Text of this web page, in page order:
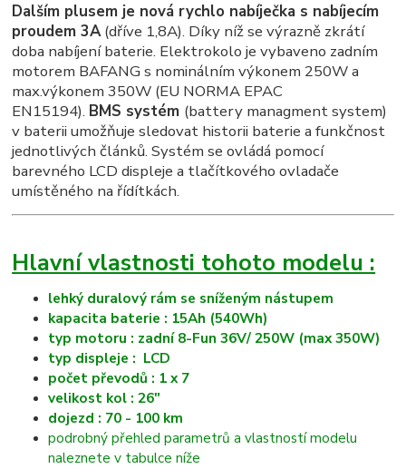
Dalším plusem je nová rychlo nabíječka s nabíjecím
proudem 3A(dříve 1,8A). Díky níž se výrazně zkrátí
doba nabíjení baterie. Elektrokolo je vybaveno zadním
motorem BAFANG s nominálním výkonem 250W a
max.výkonem 350W (EU NORMA EPAC
EN15194). BMS systém (battery managment system)
v baterii umožňuje sledovat historii baterie a funkčnost
jednotlivých článků. Systém se ovládá pomocí
barevného LCD displeje a tlačítkového ovladače
umístěného na řídítkách.
Hlavní vlastnosti tohoto modelu :
lehký duralový rám se sníženým nástupem
kapacita baterie : 15Ah (540Wh)
typ motoru : zadní 8-Fun 36V/ 250W (max 350W)
typ displeje : LCD
počet převodů : 1 x 7
velikost kol : 26"
dojezd : 70 - 100 km
podrobný přehled parametrů a vlastností modelu
naleznete v tabulce níže